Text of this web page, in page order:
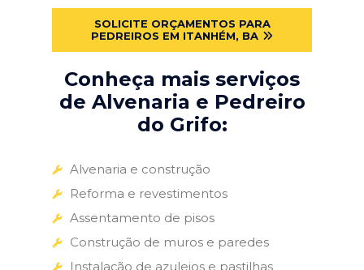
SOLICITE ORÇAMENTOS PARA
PEDREIROS EM ITANHÉM, BA
Conheça mais serviços
de Alvenaria e Pedreiro
do Grifo:
Alvenaria e construção
Reforma e revestimentos
Assentamento de pisos
Construção de muros e paredes
Instalação de azulejos e pastilhas